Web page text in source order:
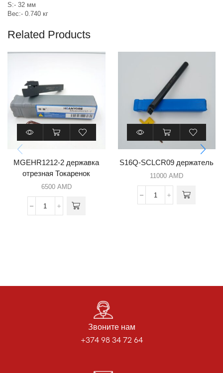
S:- 32 мм
Вес:- 0.740 кг
Related Products
MGEHR1212-2 державка
отрезная Токаренок
6500 AMD
S16Q-SCLCR09 держатель
11000AMD
Звоните нам
+374 98 34 72 64